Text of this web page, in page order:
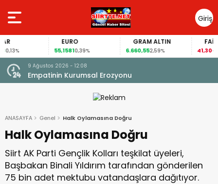
Giriş
Yap
EURO
55,15810,39%
GRAM ALTIN
6.660,552,59% 41,30-0,55%
9 Ağustos 2026 - 11:54
Baykan Kasımlı Köylülerinden Cumhurbaşkanı
Erdoğan’a “Terörsüz Türkiye” Teşekkürü
ANASAYFA Genel Halk Oylamasına Doğru
Halk Oylamasına Doğru
Siirt AK Parti Gençlik Kolları teşkilat üyeleri,
Başbakan Binali Yıldırım tarafından gönderilen
75 bin adet mektubu vatandaşlara dağıtıyor.